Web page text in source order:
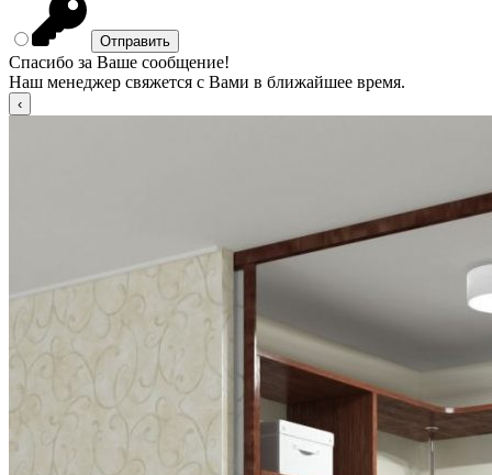
Спасибо за Ваше сообщение!
Наш менеджер свяжется с Вами в ближайшее время.